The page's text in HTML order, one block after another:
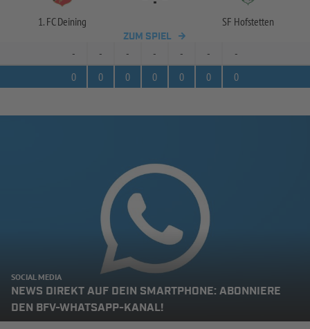
1. FC Deining SF Hofstetten
ZUM SPIEL
- - - - - -
-
0
0 0 0 0 0 0
SOCIAL MEDIA
NEWS DIREKT AUF DEIN SMARTPHONE: ABONNIERE
DEN BFV-WHATSAPP-KANAL!